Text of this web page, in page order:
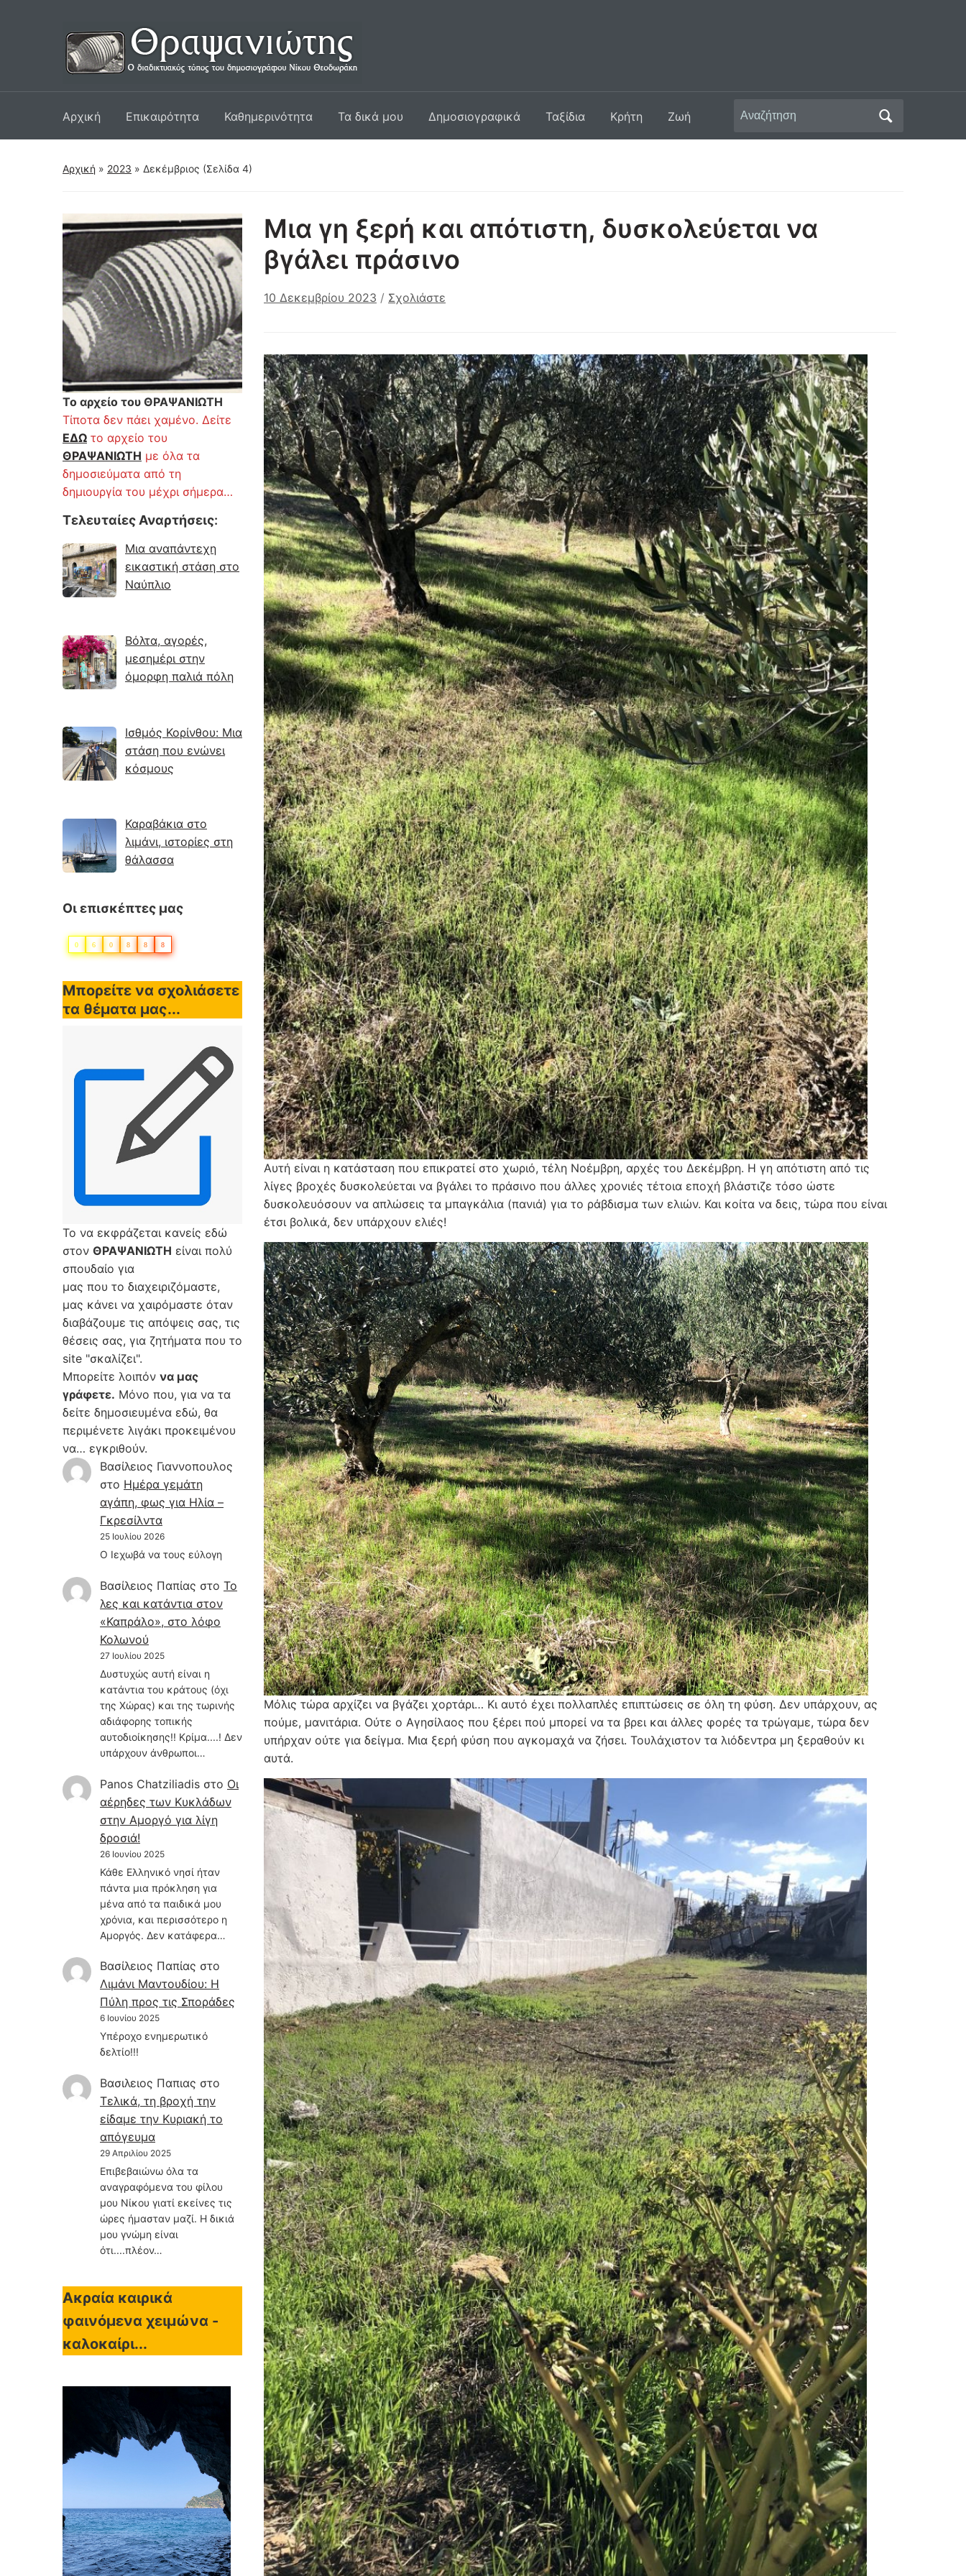
Αρχική Επικαιρότητα Καθημερινότητα Τα δικά μου Δημοσιογραφικά Ταξίδια Κρήτη Ζωή
Αναζήτηση
Αρχική » 2023 » Δεκέμβριος (Σελίδα 4)
Το αρχείο του ΘΡΑΨΑΝΙΩΤΗ
Τίποτα δεν πάει χαμένο. Δείτε
ΕΔΩ το αρχείο του
ΘΡΑΨΑΝΙΩΤΗ με όλα τα
δημοσιεύματα από τη
δημιουργία του μέχρι σήμερα…
Τελευταίες Αναρτήσεις:
Μια αναπάντεχη
εικαστική στάση στο
Ναύπλιο
Βόλτα, αγορές,
μεσημέρι στην
όμορφη παλιά πόλη
Ισθμός Κορίνθου: Μια
στάση που ενώνει
κόσμους
Καραβάκια στο
λιμάνι, ιστορίες στη
θάλασσα
Οι επισκέπτες μας
0 6 0 8 8 8
Μπορείτε να σχολιάσετε
τα θέματα μας...
Το να εκφράζεται κανείς εδώ
στον ΘΡΑΨΑΝΙΩΤΗ είναι πολύ
σπουδαίο για
μας που το διαχειριζόμαστε,
μας κάνει να χαιρόμαστε όταν
διαβάζουμε τις απόψεις σας, τις
θέσεις σας, για ζητήματα που το
site "σκαλίζει".
Μπορείτε λοιπόν να μας
γράφετε. Μόνο που, για να τα
δείτε δημοσιευμένα εδώ, θα
περιμένετε λιγάκι προκειμένου
να… εγκριθούν.
Βασίλειος Γιαννοπουλος
στο Hμέρα γεμάτη
αγάπη, φως για Ηλία –
Γκρεσίλντα
25 Ιουλίου 2026
Ο Ιεχωβά να τους εύλογη
Βασίλειος Παπίας στο Το
λες και κατάντια στον
«Καπράλο», στο λόφο
Κολωνού
27 Ιουλίου 2025
Δυστυχώς αυτή είναι η
κατάντια του κράτους (όχι
της Χώρας) και της τωρινής
αδιάφορης τοπικής
αυτοδιοίκησης!! Κρίμα....! Δεν
υπάρχουν άνθρωποι…
Panos Chatziliadis στο Οι
αέρηδες των Κυκλάδων
στην Αμοργό για λίγη
δροσιά!
26 Ιουνίου 2025
Κάθε Ελληνικό νησί ήταν
πάντα μια πρόκληση για
μένα από τα παιδικά μου
χρόνια, και περισσότερο η
Αμοργός. Δεν κατάφερα…
Βασίλειος Παπίας στο
Λιμάνι Μαντουδίου: Η
Πύλη προς τις Σποράδες
6 Ιουνίου 2025
Υπέροχο ενημερωτικό
δελτίο!!!
Βασιλειος Παπιας στο
Τελικά, τη βροχή την
είδαμε την Κυριακή το
απόγευμα
29 Απριλίου 2025
Επιβεβαιώνω όλα τα
αναγραφόμενα του φίλου
μου Νίκου γιατί εκείνες τις
ώρες ήμασταν μαζί. Η δικιά
μου γνώμη είναι
ότι....πλέον…
Ακραία καιρικά
φαινόμενα χειμώνα -
καλοκαίρι...
Μια γη ξερή και απότιστη, δυσκολεύεται να
βγάλει πράσινο
10 Δεκεμβρίου 2023 / Σχολιάστε
Αυτή είναι η κατάσταση που επικρατεί στο χωριό, τέλη Νοέμβρη, αρχές του Δεκέμβρη. Η γη απότιστη από τις
λίγες βροχές δυσκολεύεται να βγάλει το πράσινο που άλλες χρονιές τέτοια εποχή βλάστιζε τόσο ώστε
δυσκολευόσουν να απλώσεις τα μπαγκάλια (πανιά) για το ράβδισμα των ελιών. Και κοίτα να δεις, τώρα που είναι
έτσι βολικά, δεν υπάρχουν ελιές!
Μόλις τώρα αρχίζει να βγάζει χορτάρι… Κι αυτό έχει πολλαπλές επιπτώσεις σε όλη τη φύση. Δεν υπάρχουν, ας
πούμε, μανιτάρια. Ούτε ο Αγησίλαος που ξέρει πού μπορεί να τα βρει και άλλες φορές τα τρώγαμε, τώρα δεν
υπήρχαν ούτε για δείγμα. Μια ξερή φύση που αγκομαχά να ζήσει. Τουλάχιστον τα λιόδεντρα μη ξεραθούν κι
αυτά.